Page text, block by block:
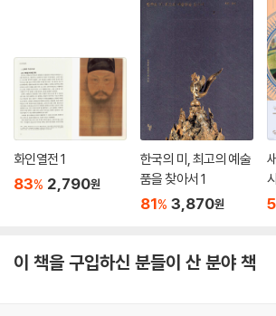
화인열전 1
83% 2,790원
한국의 미, 최고의 예술
품을 찾아서 1
81% 3,870원
이 책을 구입하신 분들이 산 분야 책